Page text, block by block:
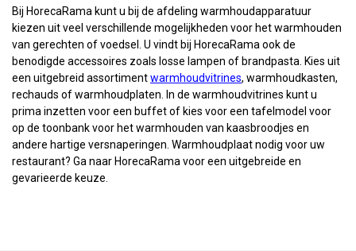
Bij HorecaRama kunt u bij de afdeling warmhoudapparatuur
kiezen uit veel verschillende mogelijkheden voor het warmhouden
van gerechten of voedsel. U vindt bij HorecaRama ook de
benodigde accessoires zoals losse lampen of brandpasta. Kies uit
een uitgebreid assortimentwarmhoudvitrines, warmhoudkasten,
rechauds of warmhoudplaten. In de warmhoudvitrines kunt u
prima inzetten voor een buffet of kies voor een tafelmodel voor
op de toonbank voor het warmhouden van kaasbroodjes en
andere hartige versnaperingen. Warmhoudplaat nodig voor uw
restaurant? Ga naar HorecaRama voor een uitgebreide en
gevarieerde keuze.